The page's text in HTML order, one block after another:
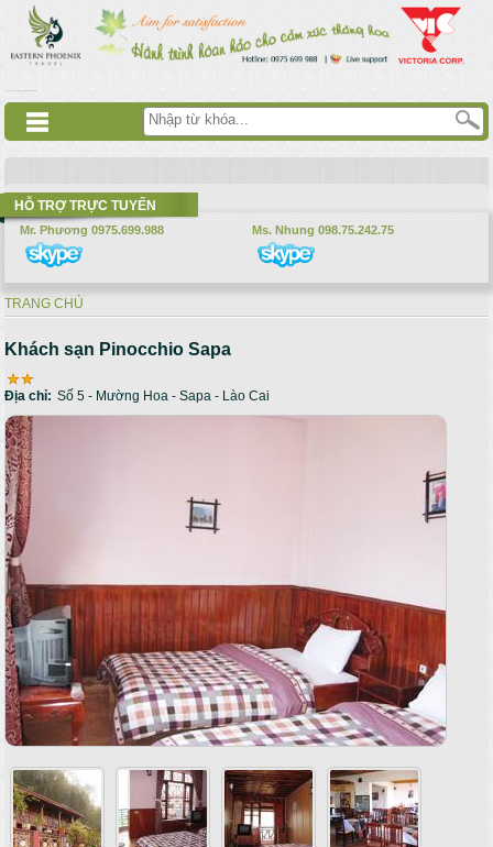
Nhảy đến nội dung
HỖ TRỢ TRỰC TUYẾN
Mr. Phương 0975.699.988 Ms. Nhung 098.75.242.75
Bạn đang ở đây
TRANG CHỦ
Khách sạn Pinocchio Sapa
Địa chỉ: Số 5 - Mường Hoa - Sapa - Lào Cai